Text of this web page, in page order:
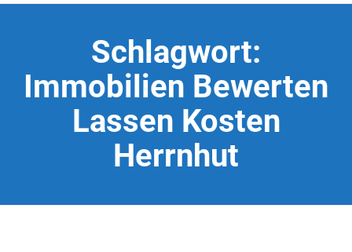
Schlagwort:
Immobilien Bewerten
Lassen Kosten
Herrnhut